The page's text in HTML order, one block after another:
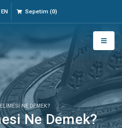
EN Sepetim (0)
Ne Demek?
NE DEMEK?